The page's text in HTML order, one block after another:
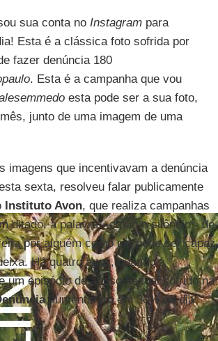
sua conta no Instagrampara
Esta é a clássica foto sofrida por
fazer denúncia 180
. Esta é a campanha que vou
esta pode ser a sua foto,
junto de uma imagem de uma
imagens que incentivavam a denúncia
sexta, resolveu falar publicamente
Instituto Avon, que realiza campanhas
ditado, a palavra - e não o silêncio - de
por alguém como ela pode ser capaz
Há quatro anos, quando a
um episódio de abuso sexual sofrido na
aumentaram em 30% no dia